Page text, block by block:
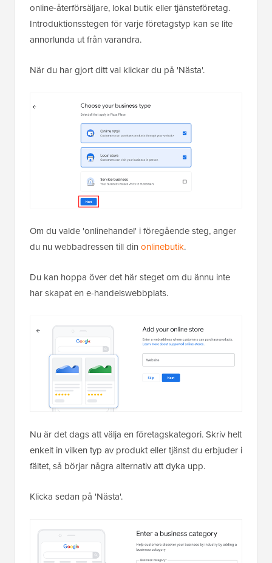
online-återförsäljare, lokal butik eller tjänsteföretag.
Introduktionsstegen för varje företagstyp kan se lite
annorlunda ut från varandra.
När du har gjort ditt val klickar du på 'Nästa'.
Om du valde 'onlinehandel' i föregående steg, anger
du nu webbadressen till din onlinebutik.
Du kan hoppa över det här steget om du ännu inte
har skapat en e-handelswebbplats.
Nu är det dags att välja en företagskategori. Skriv helt
enkelt in vilken typ av produkt eller tjänst du erbjuder i
fältet, så börjar några alternativ att dyka upp.
Klicka sedan på 'Nästa'.